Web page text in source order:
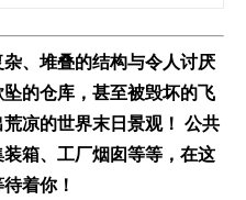
、堆叠的结构与令人讨厌
的仓库，甚至被毁坏的飞
凉的世界末日景观！ 公共
箱、工厂烟囱等等，在这
着你！